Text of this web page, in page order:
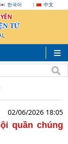
한국어 中文
TỬ
02/06/2026 18:05
quần chúng